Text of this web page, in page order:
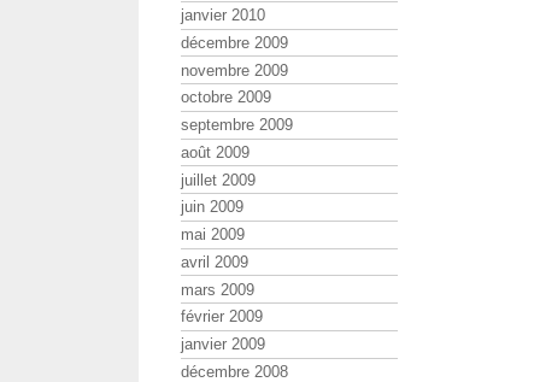
janvier 2010
décembre 2009
novembre 2009
octobre 2009
septembre 2009
août 2009
juillet 2009
juin 2009
mai 2009
avril 2009
mars 2009
février 2009
janvier 2009
décembre 2008